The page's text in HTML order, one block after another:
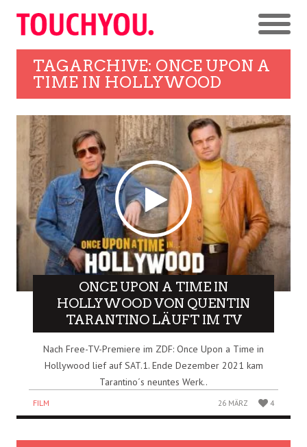
TAGARCHIVE: ONCE UPON A
TIME IN HOLLYWOOD
ONCE UPON A TIME IN
HOLLYWOOD VON QUENTIN
TARANTINO LÄUFT IM TV
Nach Free-TV-Premiere im ZDF: Once Upon a Time in
Hollywood lief auf SAT.1. Ende Dezember 2021 kam
Tarantino´s neuntes Werk..
FILM 26 MÄRZ 4